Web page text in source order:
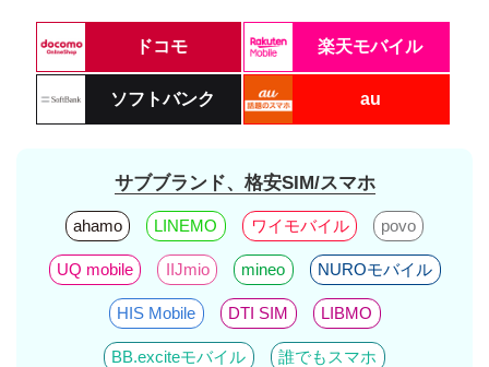
ドコモ 楽天モバイル
ソフトバンク au
サブブランド、格安SIM/スマホ
ahamo LINEMO ワイモバイル povo
UQ mobile IIJmio mineo NUROモバイル
HIS Mobile DTI SIM LIBMO
BB.exciteモバイル 誰でもスマホ